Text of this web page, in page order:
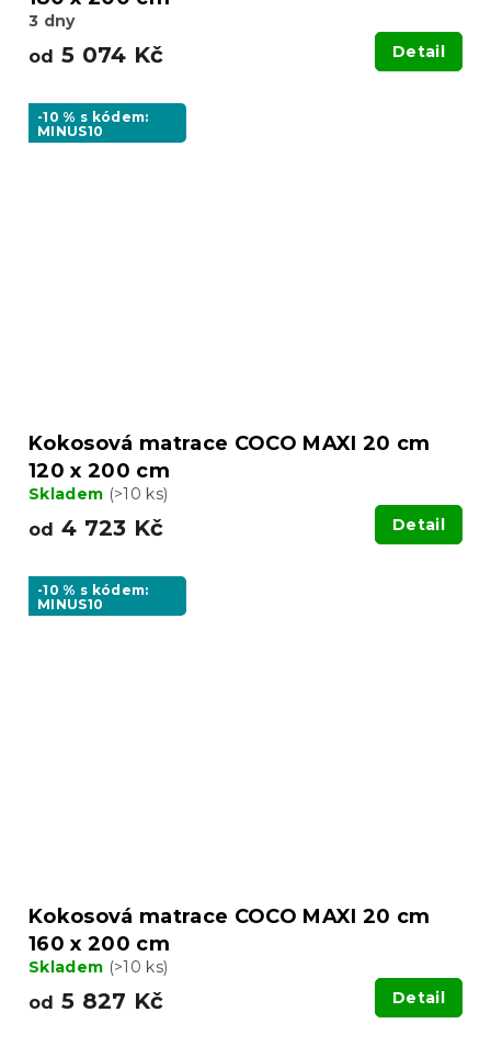
3 dny
od 5 074 Kč Detail
-10 % s kódem:
MINUS10
Kokosová matrace COCO MAXI 20 cm
120 x 200 cm
Skladem (>10 ks)
od 4 723 Kč Detail
-10 % s kódem:
MINUS10
Kokosová matrace COCO MAXI 20 cm
160 x 200 cm
Skladem (>10 ks)
od 5 827 Kč Detail